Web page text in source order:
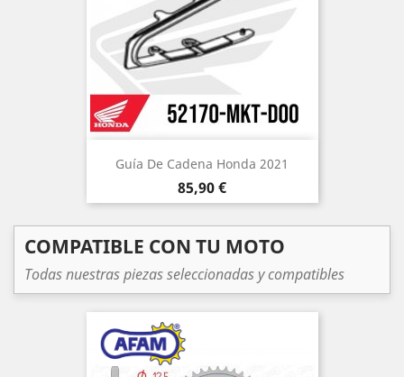
Guía De Cadena Honda 2021
Precio
85,90 €
COMPATIBLE CON TU MOTO
Todas nuestras piezas seleccionadas y compatibles